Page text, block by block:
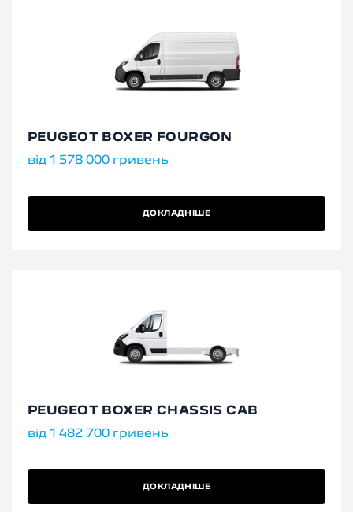
PEUGEOT BOXER FOURGON
від 1 578 000 гривень
ДОКЛАДНІШЕ
PEUGEOT BOXER CHASSIS CAB
від 1 482 700 гривень
ДОКЛАДНІШЕ